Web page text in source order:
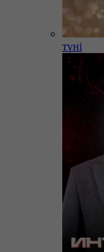
түні